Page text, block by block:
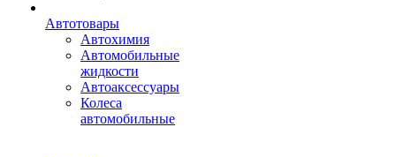
Автотовары
Автохимия
Автомобильные
жидкости
Автоаксессуары
Колеса
автомобильные